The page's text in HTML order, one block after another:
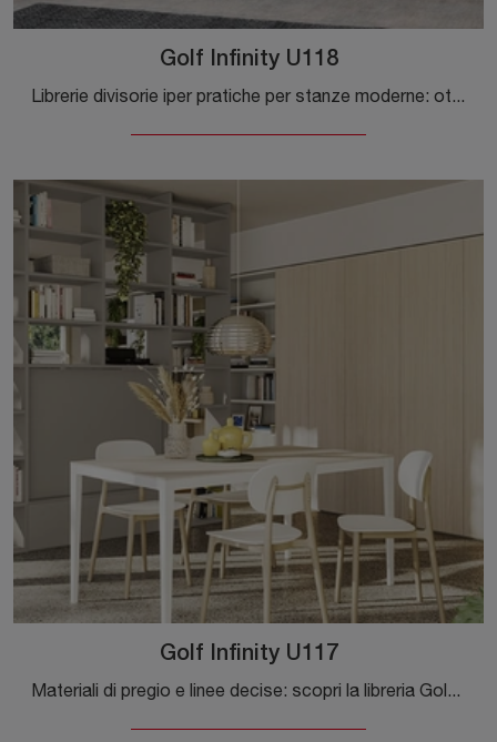
Golf Infinity U118
Librerie divisorie iper pratiche per stanze moderne: ottieni informazioni sul modello Golf Infinity U118 dell'azienda Colombini Casa!
Golf Infinity U117
Materiali di pregio e linee decise: scopri la libreria Golf Infinity U117 di Colombini Casa tra le più belle Librerie moderne divisorie.